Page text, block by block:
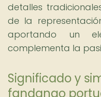
detalles
de la
aportando un
complementa la
Significado y
fandango